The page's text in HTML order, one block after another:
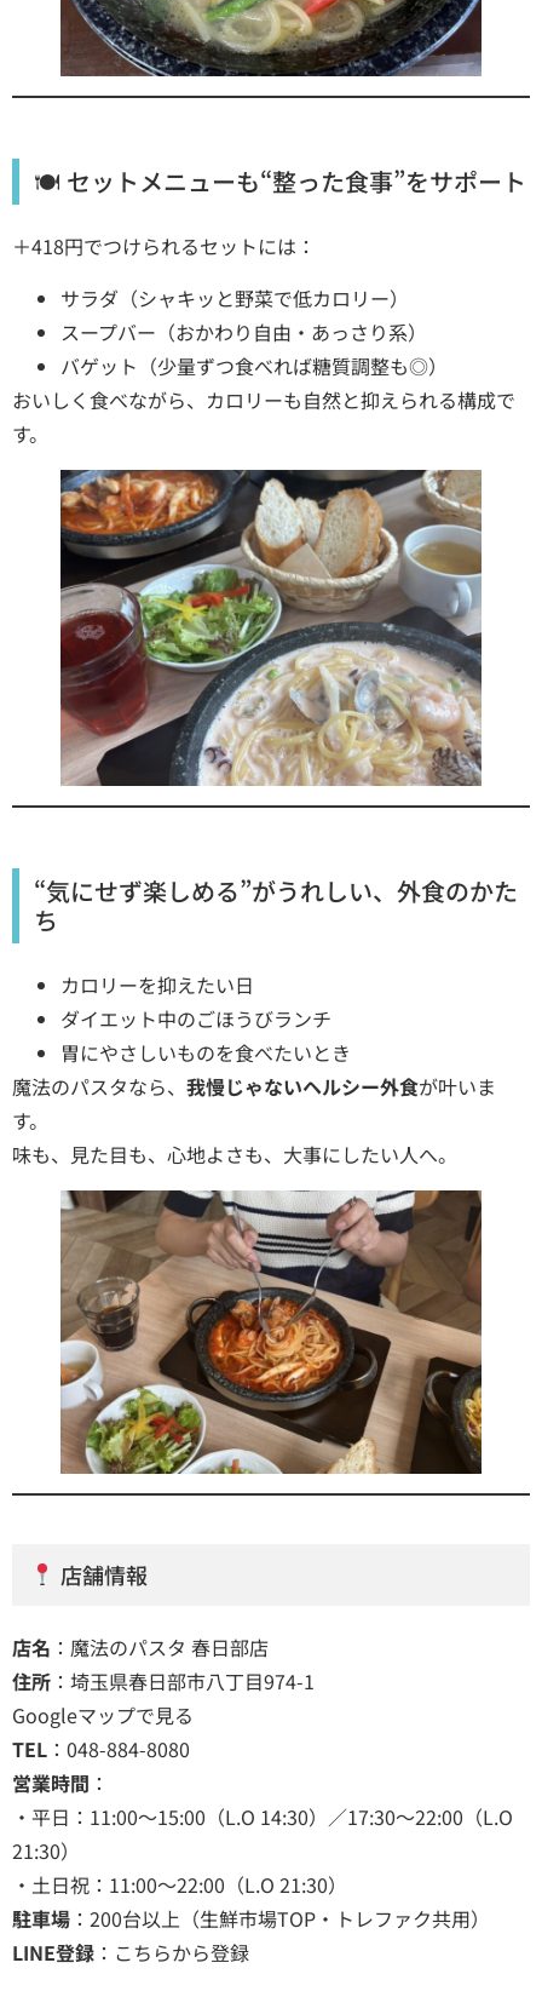
🍽 セットメニューも“整った食事”をサポート
＋418円でつけられるセットには：
サラダ（シャキッと野菜で低カロリー）
スープバー（おかわり自由・あっさり系）
バゲット（少量ずつ食べれば糖質調整も◎）
おいしく食べながら、カロリーも自然と抑えられる構成で
す。
“気にせず楽しめる”がうれしい、外食のかた
ち
カロリーを抑えたい日
ダイエット中のごほうびランチ
胃にやさしいものを食べたいとき
魔法のパスタなら、 我慢じゃないヘルシー外食が叶いま
す。
味も、見た目も、心地よさも、大事にしたい人へ。
店舗情報
店名 ：魔法のパスタ 春日部店
住所 ：埼玉県春日部市八丁目974-1
Googleマップで見る
TEL ：048-884-8080
営業時間 ：
・平日：11:00～15:00（L.O 14:30）／17:30～22:00（L.O
21:30）
・土日祝：11:00～22:00（L.O 21:30）
駐車場 ：200台以上（生鮮市場TOP・トレファク共用）
LINE登録 ： こちらから登録